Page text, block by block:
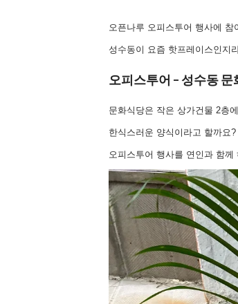
오픈나루 오피스투어 행사에
성수동이 요즘 핫프레이스인지
오피스투어 – 성수동
문화식당은 작은 상가건물 2층
한식스러운 양식이라고 할까요
오피스투어 행사를 연인과 함께